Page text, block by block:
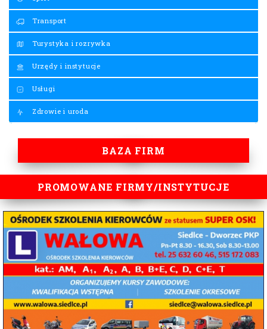
Transport
Turystyka i rozrywka
Urzędy i instytucje
Usługi
Zdrowie i uroda
BAZA FIRM
PROMOWANE FIRMY/INSTYTUCJE